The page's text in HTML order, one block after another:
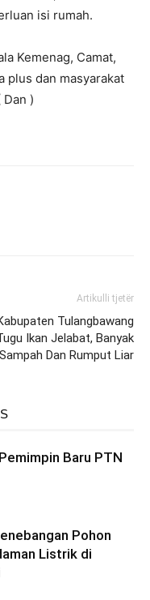
isi rumah.
Kemenag, Camat,
plus dan masyarakat
)
Artikulli tjetër
Tulangbawang
Ikan Jelabat, Banyak
Sampah Dan Rumput Liar
Baru PTN
Pohon
Listrik di